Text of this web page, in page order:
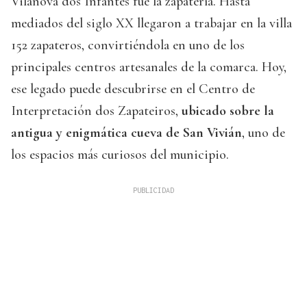
mediados del siglo XX llegaron a trabajar en la villa
152 zapateros, convirtiéndola en uno de los
principales centros artesanales de la comarca. Hoy,
ese legado puede descubrirse en el Centro de
Interpretación dos Zapateiros, ubicado sobre la
antigua y enigmática cueva de San Vivián, uno de
los espacios más curiosos del municipio.